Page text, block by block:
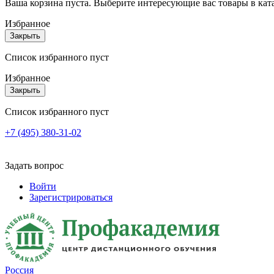
Ваша корзина пуста. Выберите интересующие вас товары в
Избранное
Закрыть
Список избранного пуст
Избранное
Закрыть
Список избранного пуст
+7 (495) 380-31-02
Задать вопрос
Войти
Зарегистрироваться
Россия